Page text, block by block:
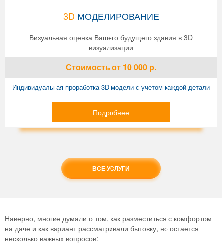
3D МОДЕЛИРОВАНИЕ
Визуальная оценка Вашего будущего здания в 3D
визуализации
Стоимостьот 10 000 р.
Индивидуальная проработка 3D модели с учетом каждой детали
Подробнее
ВСЕ УСЛУГИ
Наверно, многие думали о том, как разместиться с комфортом
на даче и как вариант рассматривали бытовку, но остается
несколько важных вопросов: